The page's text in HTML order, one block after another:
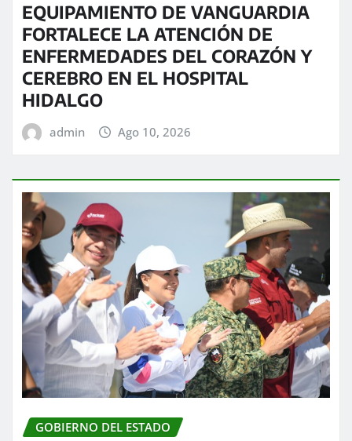
EQUIPAMIENTO DE VANGUARDIA
FORTALECE LA ATENCIÓN DE
ENFERMEDADES DEL CORAZÓN Y
CEREBRO EN EL HOSPITAL
HIDALGO
admin Ago 10, 2026
GOBIERNO DEL ESTADO